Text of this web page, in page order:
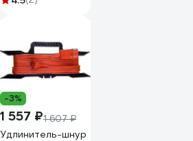
-3%
1 557 ₽1 607 ₽
Удлинитель-шнур